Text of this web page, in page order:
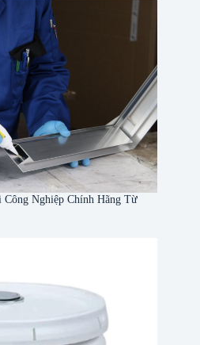
Nghiệp Chính Hãng Từ